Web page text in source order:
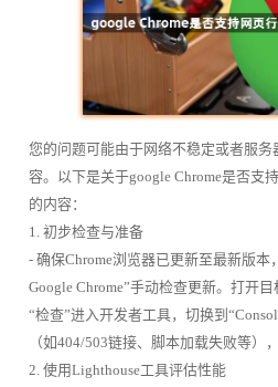
您的问题可能由于网络不稳定或者服
容。以下是关于google Chrome是否支
的内容：
1. 初步检查与准备
- 确保Chrome浏览器已更新至最新版
Google Chrome”手动检查更新。打开
“检查”进入开发者工具，切换到
（如404/503链接、脚本加载失败等）
2. 使用Lighthouse工具评估性能